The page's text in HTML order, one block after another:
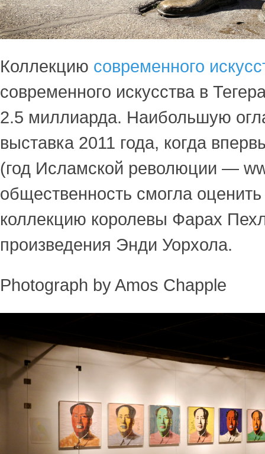
Коллекцию современного
современного искусства в
2.5 миллиарда. Наибольшую
выставка 2011 года, когда
(год Исламской революции —
общественность смогла
коллекцию королевы Фарах
произведения Энди Уорхола.
Photograph by Amos Chapple